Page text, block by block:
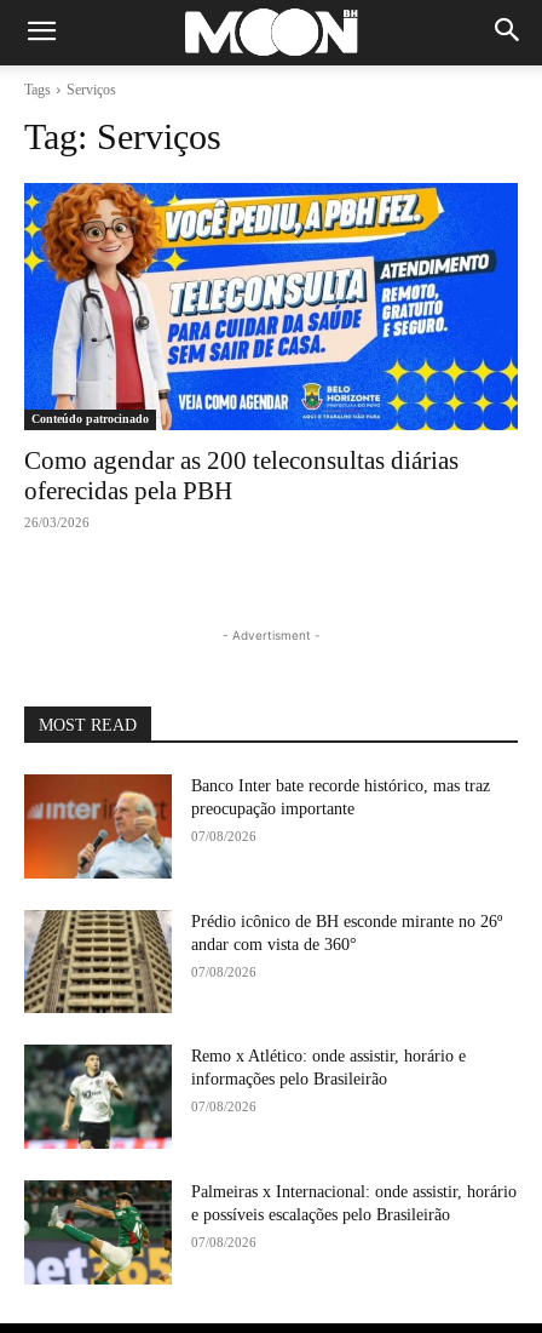
Tags Serviços
Tag: Serviços
Conteúdo patrocinado
Como agendar as 200 teleconsultas diárias
oferecidas pela PBH
26/03/2026
- Advertisment -
MOST READ
Banco Inter bate recorde histórico, mas traz
preocupação importante
07/08/2026
Prédio icônico de BH esconde mirante no 26º
andar com vista de 360°
07/08/2026
Remo x Atlético: onde assistir, horário e
informações pelo Brasileirão
07/08/2026
Palmeiras x Internacional: onde assistir, horário
e possíveis escalações pelo Brasileirão
07/08/2026